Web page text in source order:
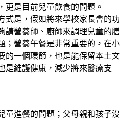
更是目前兒童飲食的問題。
式是，假如將來學校家長會的功
請營養師、廚師來調理兒童的膳
；營養午餐是非常重要的，在小
的一個環節，也是能保留本土文
是維護健康，減少將來醫療支
童進餐的問題；父母親和孩子沒